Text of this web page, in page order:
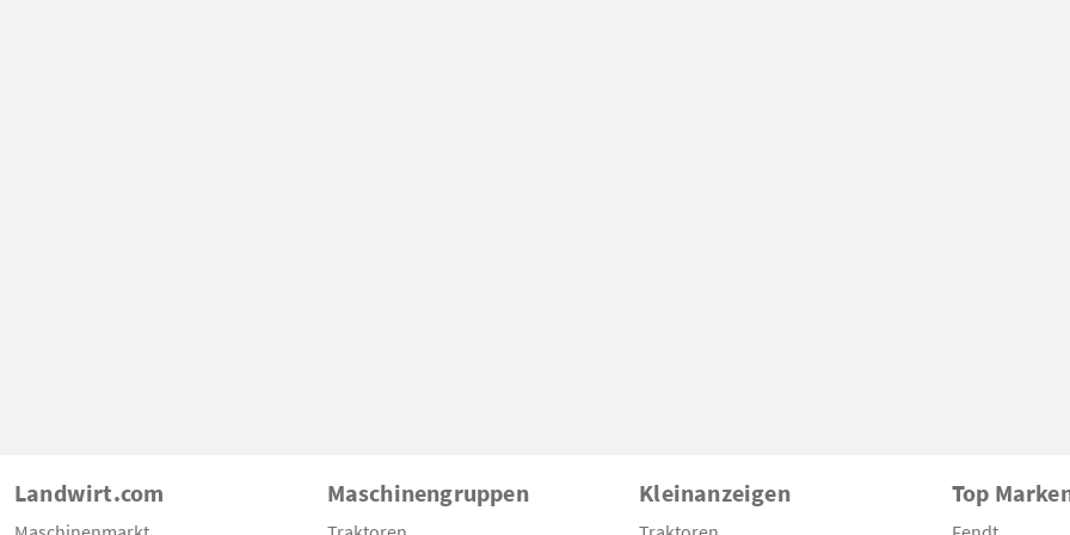
Landwirt.com Maschinengruppen Kleinanzeigen Top